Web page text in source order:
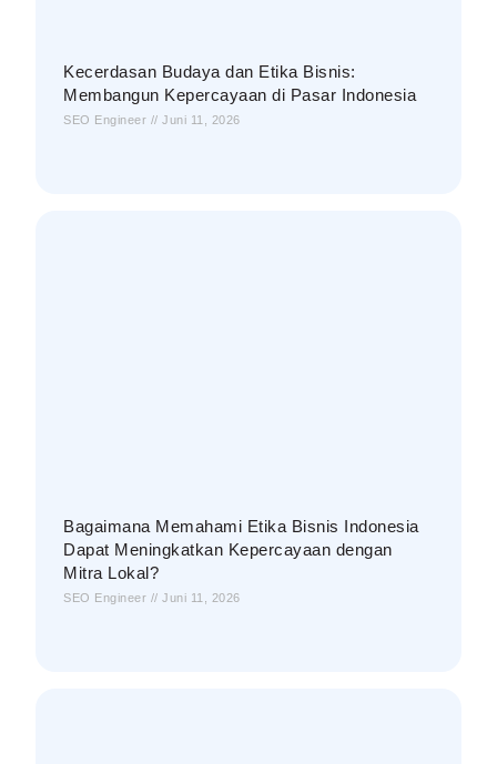
Kecerdasan Budaya dan Etika Bisnis:
Membangun Kepercayaan di Pasar Indonesia
SEO Engineer Juni 11, 2026
Bagaimana Memahami Etika Bisnis Indonesia
Dapat Meningkatkan Kepercayaan dengan
Mitra Lokal?
SEO Engineer Juni 11, 2026